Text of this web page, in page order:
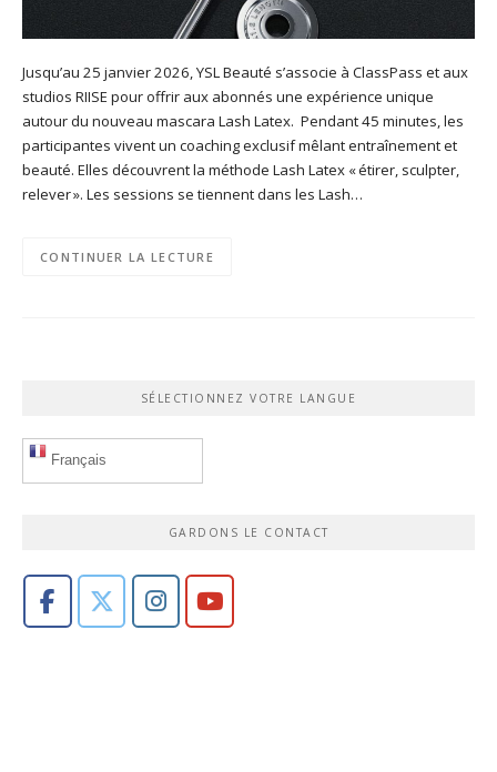
Jusqu’au 25 janvier 2026, YSL Beauté s’associe à ClassPass et aux
studios RIISE pour offrir aux abonnés une expérience unique
autour du nouveau mascara Lash Latex. Pendant 45 minutes, les
participantes vivent un coaching exclusif mêlant entraînement et
beauté. Elles découvrent la méthode Lash Latex « étirer, sculpter,
relever ». Les sessions se tiennent dans les Lash…
CONTINUER LA LECTURE
SÉLECTIONNEZ VOTRE LANGUE
Français
GARDONS LE CONTACT